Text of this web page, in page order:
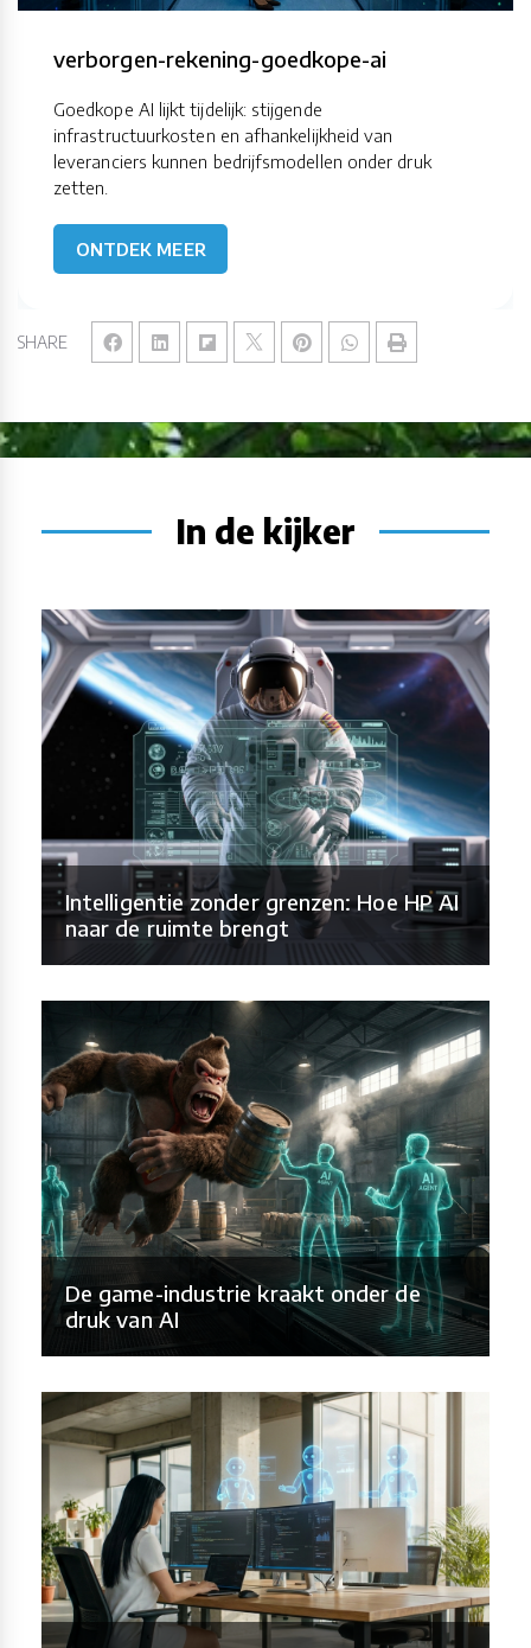
SHARE
verborgen-rekening-goedkope-ai
Goedkope AI lijkt tijdelijk: stijgende
infrastructuurkosten en afhankelijkheid van
leveranciers kunnen bedrijfsmodellen onder druk
zetten.
ONTDEK MEER
In de kijker
Intelligentie zonder grenzen: Hoe HP AI
naar de ruimte brengt
De game-industrie kraakt onder de
druk van AI